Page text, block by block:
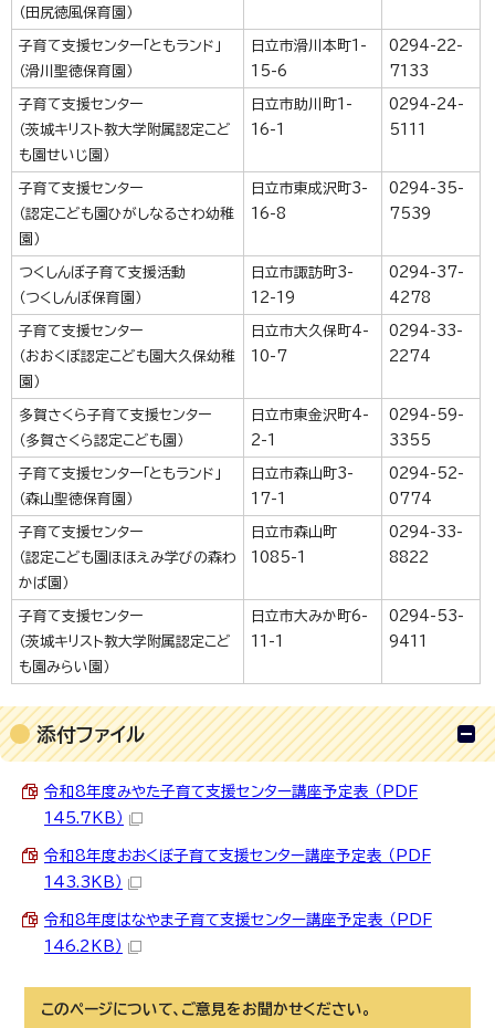
（田尻徳風保育園）
子育て支援センター「ともランド」
（滑川聖徳保育園）
日立市滑川本町1-
15-6
0294-22-
7133
子育て支援センター
（茨城キリスト教大学附属認定こど
も園せいじ園）
日立市助川町1-
16-1
0294-24-
5111
子育て支援センター
（認定こども園ひがしなるさわ幼稚
園）
日立市東成沢町3-
16-8
0294-35-
7539
つくしんぼ子育て支援活動
（つくしんぼ保育園）
日立市諏訪町3-
12-19
0294-37-
4278
子育て支援センター
（おおくぼ認定こども園大久保幼稚
園）
日立市大久保町4-
10-7
0294-33-
2274
多賀さくら子育て支援センター
（多賀さくら認定こども園）
日立市東金沢町4-
2-1
0294-59-
3355
子育て支援センター「ともランド」
（森山聖徳保育園）
日立市森山町3-
17-1
0294-52-
0774
子育て支援センター
（認定こども園ほほえみ学びの森わ
かば園）
日立市森山町
1085-1
0294-33-
8822
子育て支援センター
（茨城キリスト教大学附属認定こど
も園みらい園）
日立市大みか町6-
11-1
0294-53-
9411
添付ファイル
令和8年度みやた子育て支援センター講座予定表 （PDF
145.7KB）
令和8年度おおくぼ子育て支援センター講座予定表 （PDF
143.3KB）
令和8年度はなやま子育て支援センター講座予定表 （PDF
146.2KB）
このページについて、ご意見をお聞かせください。